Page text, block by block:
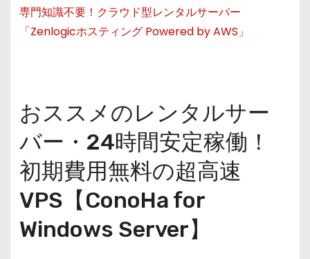
専門知識不要！クラウド型レンタルサーバー
「Zenlogicホスティング Powered by AWS」
おススメのレンタルサー
バー・24時間安定稼働！
初期費用無料の超高速
VPS【ConoHa for
Windows Server】